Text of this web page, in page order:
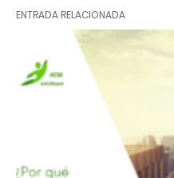
ENTRADA RELACIONADA